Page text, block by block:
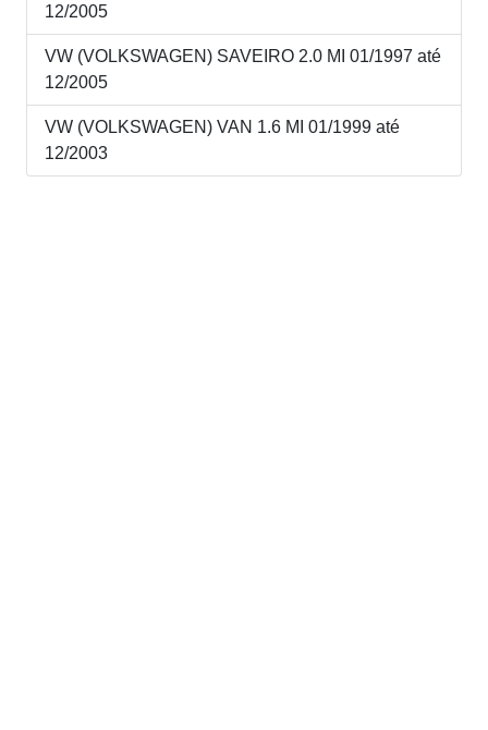
12/2005
VW (VOLKSWAGEN) SAVEIRO 2.0 MI 01/1997 até
12/2005
VW (VOLKSWAGEN) VAN 1.6 MI 01/1999 até
12/2003